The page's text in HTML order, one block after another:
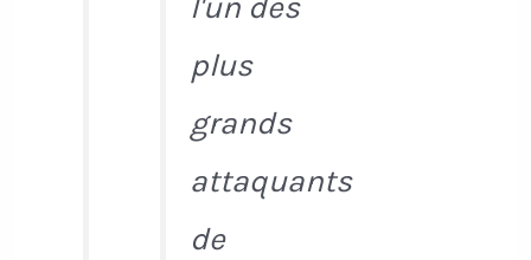
l'un des
plus
grands
attaquants
de